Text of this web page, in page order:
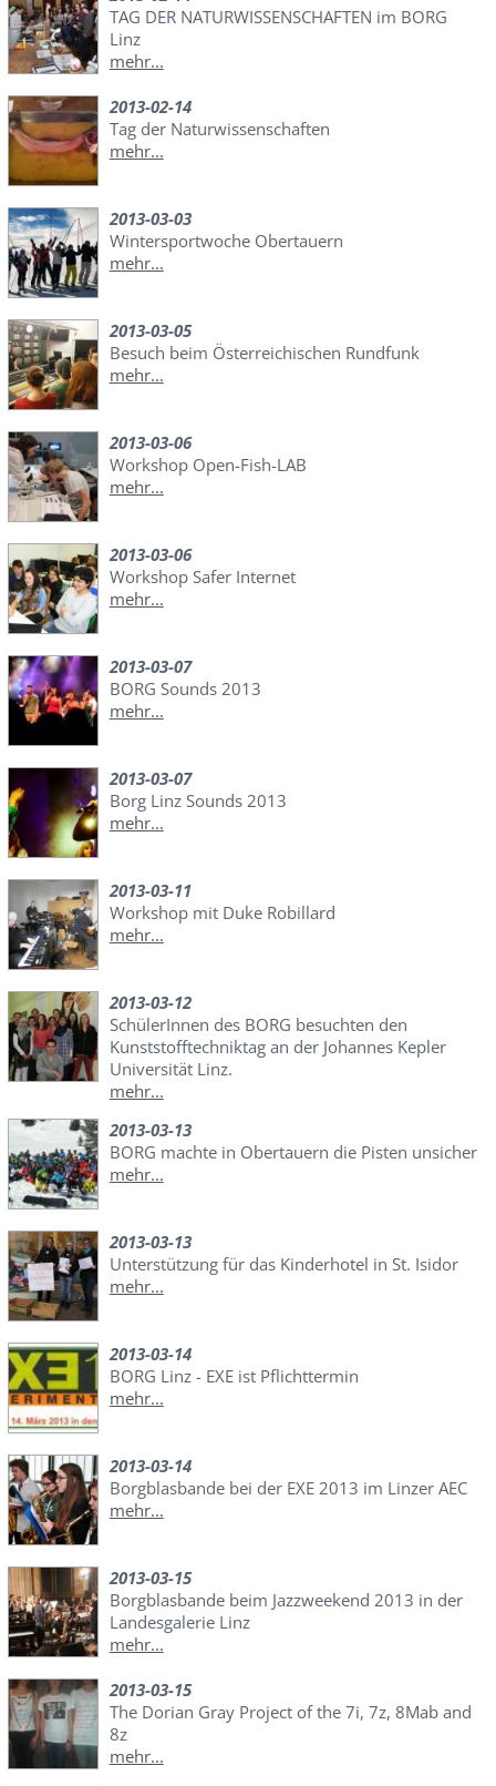
TAG DER NATURWISSENSCHAFTEN im BORG
Linz
mehr...
2013-02-14
Tag der Naturwissenschaften
mehr...
2013-03-03
Wintersportwoche Obertauern
mehr...
2013-03-05
Besuch beim Österreichischen Rundfunk
mehr...
2013-03-06
Workshop Open-Fish-LAB
mehr...
2013-03-06
Workshop Safer Internet
mehr...
2013-03-07
BORG Sounds 2013
mehr...
2013-03-07
Borg Linz Sounds 2013
mehr...
2013-03-11
Workshop mit Duke Robillard
mehr...
2013-03-12
SchülerInnen des BORG besuchten den
Kunststofftechniktag an der Johannes Kepler
Universität Linz.
mehr...
2013-03-13
BORG machte in Obertauern die Pisten unsicher
mehr...
2013-03-13
Unterstützung für das Kinderhotel in St. Isidor
mehr...
2013-03-14
BORG Linz - EXE ist Pflichttermin
mehr...
2013-03-14
Borgblasbande bei der EXE 2013 im Linzer AEC
mehr...
2013-03-15
Borgblasbande beim Jazzweekend 2013 in der
Landesgalerie Linz
mehr...
2013-03-15
The Dorian Gray Project of the 7i, 7z, 8Mab and
8z
mehr...